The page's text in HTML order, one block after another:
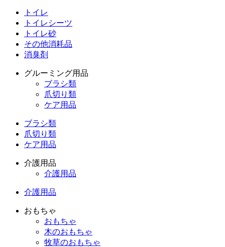
トイレ
トイレシーツ
トイレ砂
その他消耗品
消臭剤
グルーミング用品
ブラシ類
爪切り類
ケア用品
ブラシ類
爪切り類
ケア用品
介護用品
介護用品
介護用品
おもちゃ
おもちゃ
木のおもちゃ
牧草のおもちゃ